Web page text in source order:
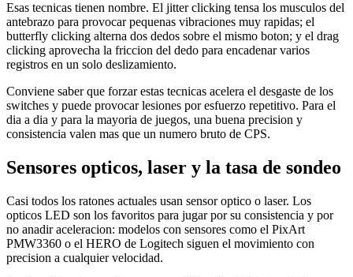
Esas tecnicas tienen nombre. El jitter clicking tensa los musculos del
antebrazo para provocar pequenas vibraciones muy rapidas; el
butterfly clicking alterna dos dedos sobre el mismo boton; y el drag
clicking aprovecha la friccion del dedo para encadenar varios
registros en un solo deslizamiento.
Conviene saber que forzar estas tecnicas acelera el desgaste de los
switches y puede provocar lesiones por esfuerzo repetitivo. Para el
dia a dia y para la mayoria de juegos, una buena precision y
consistencia valen mas que un numero bruto de CPS.
Sensores opticos, laser y la tasa de sondeo
Casi todos los ratones actuales usan sensor optico o laser. Los
opticos LED son los favoritos para jugar por su consistencia y por
no anadir aceleracion: modelos con sensores como el PixArt
PMW3360 o el HERO de Logitech siguen el movimiento con
precision a cualquier velocidad.